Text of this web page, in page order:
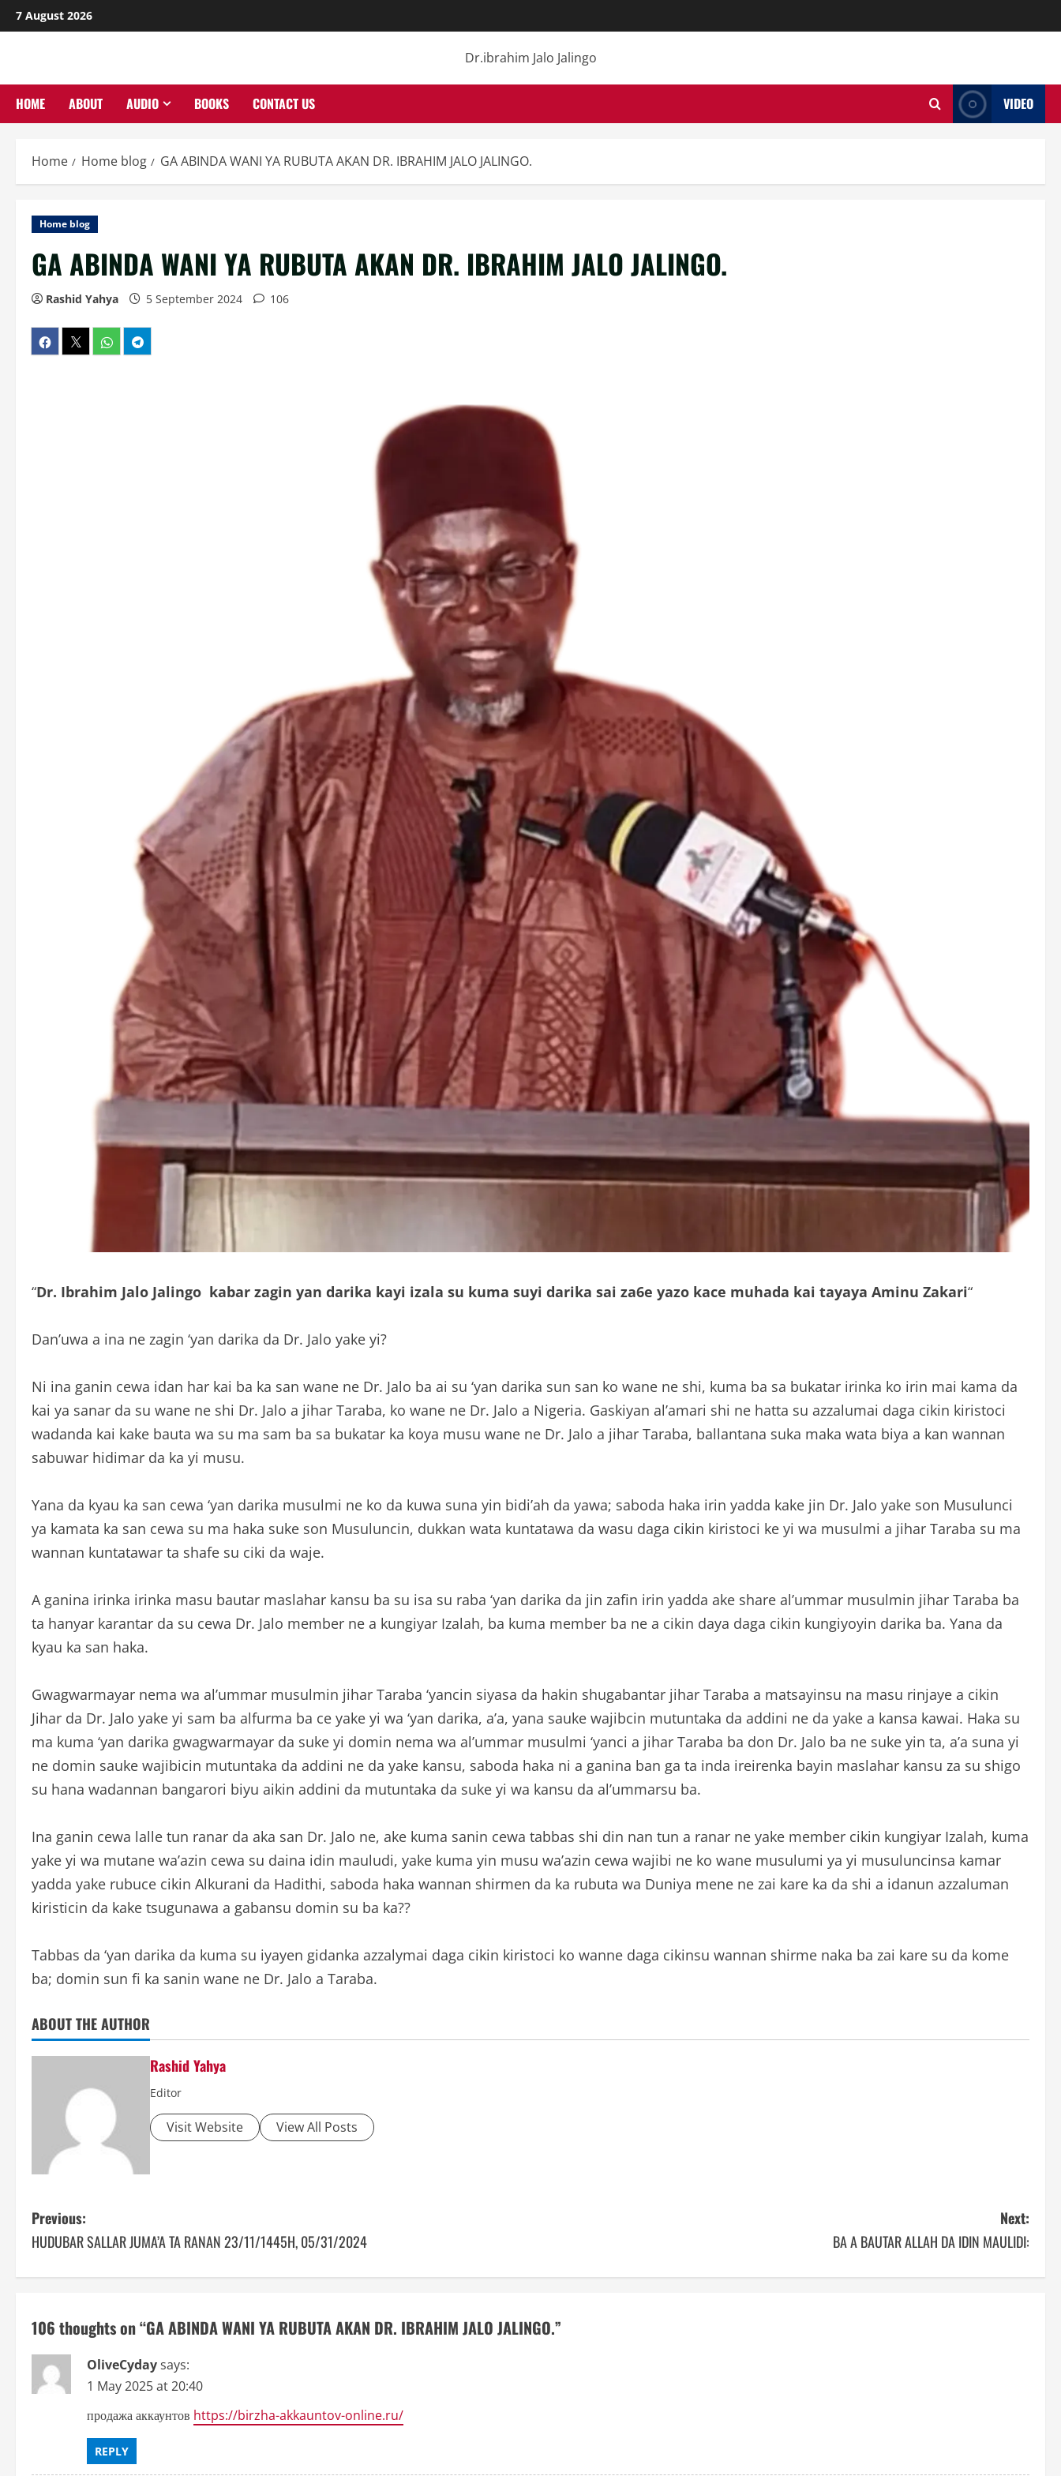
Skip
to
7 August 2026
Dr.ibrahim Jalo Jalingo
HOME ABOUT AUDIO BOOKS CONTACT US VIDEO
Home Home blog GA ABINDA WANI YA RUBUTA AKAN DR. IBRAHIM JALO JALINGO.
Home blog
GA ABINDA WANI YA RUBUTA AKAN DR. IBRAHIM JALO JALINGO.
Rashid Yahya 5 September 2024 106
“Dr. Ibrahim Jalo Jalingo kabar zagin yan darika kayi izala su kuma suyi darika sai za6e yazo kace muhada kai tayaya Aminu Zakari“
Dan’uwa a ina ne zagin ‘yan darika da Dr. Jalo yake yi?
Ni ina ganin cewa idan har kai ba ka san wane ne Dr. Jalo ba ai su ‘yan darika sun san ko wane ne shi, kuma ba sa bukatar irinka ko irin mai kama da
kai ya sanar da su wane ne shi Dr. Jalo a jihar Taraba, ko wane ne Dr. Jalo a Nigeria. Gaskiyan al’amari shi ne hatta su azzalumai daga cikin kiristoci
wadanda kai kake bauta wa su ma sam ba sa bukatar ka koya musu wane ne Dr. Jalo a jihar Taraba, ballantana suka maka wata biya a kan wannan
sabuwar hidimar da ka yi musu.
Yana da kyau ka san cewa ‘yan darika musulmi ne ko da kuwa suna yin bidi’ah da yawa; saboda haka irin yadda kake jin Dr. Jalo yake son Musulunci
ya kamata ka san cewa su ma haka suke son Musuluncin, dukkan wata kuntatawa da wasu daga cikin kiristoci ke yi wa musulmi a jihar Taraba su ma
wannan kuntatawar ta shafe su ciki da waje.
A ganina irinka irinka masu bautar maslahar kansu ba su isa su raba ‘yan darika da jin zafin irin yadda ake share al’ummar musulmin jihar Taraba ba
ta hanyar karantar da su cewa Dr. Jalo member ne a kungiyar Izalah, ba kuma member ba ne a cikin daya daga cikin kungiyoyin darika ba. Yana da
kyau ka san haka.
Gwagwarmayar nema wa al’ummar musulmin jihar Taraba ‘yancin siyasa da hakin shugabantar jihar Taraba a matsayinsu na masu rinjaye a cikin
Jihar da Dr. Jalo yake yi sam ba alfurma ba ce yake yi wa ‘yan darika, a’a, yana sauke wajibcin mutuntaka da addini ne da yake a kansa kawai. Haka su
ma kuma ‘yan darika gwagwarmayar da suke yi domin nema wa al’ummar musulmi ‘yanci a jihar Taraba ba don Dr. Jalo ba ne suke yin ta, a’a suna yi
ne domin sauke wajibicin mutuntaka da addini ne da yake kansu, saboda haka ni a ganina ban ga ta inda ireirenka bayin maslahar kansu za su shigo
su hana wadannan bangarori biyu aikin addini da mutuntaka da suke yi wa kansu da al’ummarsu ba.
Ina ganin cewa lalle tun ranar da aka san Dr. Jalo ne, ake kuma sanin cewa tabbas shi din nan tun a ranar ne yake member cikin kungiyar Izalah, kuma
yake yi wa mutane wa’azin cewa su daina idin mauludi, yake kuma yin musu wa’azin cewa wajibi ne ko wane musulumi ya yi musuluncinsa kamar
yadda yake rubuce cikin Alkurani da Hadithi, saboda haka wannan shirmen da ka rubuta wa Duniya mene ne zai kare ka da shi a idanun azzaluman
kiristicin da kake tsugunawa a gabansu domin su ba ka??
Tabbas da ‘yan darika da kuma su iyayen gidanka azzalymai daga cikin kiristoci ko wanne daga cikinsu wannan shirme naka ba zai kare su da kome
ba; domin sun fi ka sanin wane ne Dr. Jalo a Taraba.
ABOUT THE AUTHOR
Rashid Yahya
Editor
Visit Website View All Posts
P
o
s
t
n
a
Previous:
HUDUBAR SALLAR JUMA’A TA RANAN 23/11/1445H, 05/31/2024
Next:
BA A BAUTAR ALLAH DA IDIN MAULIDI:
106 thoughts on “GA ABINDA WANI YA RUBUTA AKAN DR. IBRAHIM JALO JALINGO.”
OliveCydaysays:
1 May 2025 at 20:40
продажа аккаунтов https://birzha-akkauntov-online.ru/
REPLY